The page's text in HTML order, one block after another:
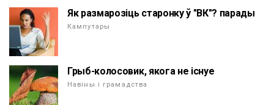
Як размарозіць старонку ў "ВК"? парады
Кампутары
Грыб-колосовик, якога не існуе
Навіны і грамадства